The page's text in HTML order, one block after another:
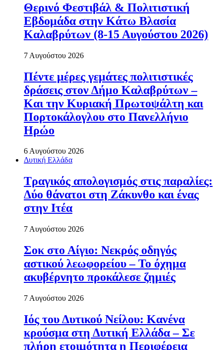
Θερινό Φεστιβάλ & Πολιτιστική
Εβδομάδα στην Κάτω Βλασία
Καλαβρύτων (8-15 Αυγούστου 2026)
7 Αυγούστου 2026
Πέντε μέρες γεμάτες πολιτιστικές
δράσεις στον Δήμο Καλαβρύτων –
Και την Κυριακή Πρωτοψάλτη και
Πορτοκάλογλου στο Πανελλήνιο
Ηρώο
6 Αυγούστου 2026
Δυτική Ελλάδα
Τραγικός απολογισμός στις παραλίες:
Δύο θάνατοι στη Ζάκυνθο και ένας
στην Ιτέα
7 Αυγούστου 2026
Σοκ στο Αίγιο: Νεκρός οδηγός
αστικού λεωφορείου – Το όχημα
ακυβέρνητο προκάλεσε ζημιές
7 Αυγούστου 2026
Ιός του Δυτικού Νείλου: Κανένα
κρούσμα στη Δυτική Ελλάδα – Σε
πλήρη ετοιμότητα η Περιφέρεια